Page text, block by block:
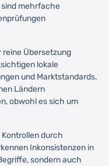
mehrfache
reine Übersetzung
lokale
und Marktstandards.
Ländern
obwohl es sich um
Kontrollen durch
Inkonsistenzen in
sondern auch